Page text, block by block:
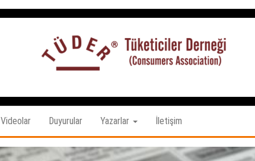
Tüketiciler
Derneği
tuketicilerdernegi.org.tr
Videolar Duyurular Yazarlar İletişim